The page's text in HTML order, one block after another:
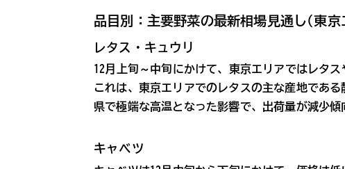
品目別：主要野菜の最新相場見通し(東京
レタス・キュウリ
12月上旬～中旬にかけて、東京エリアではレタ
これは、東京エリアでのレタスの主な産地であ
県で極端な高温となった影響で、出荷量が減少傾
キャベツ